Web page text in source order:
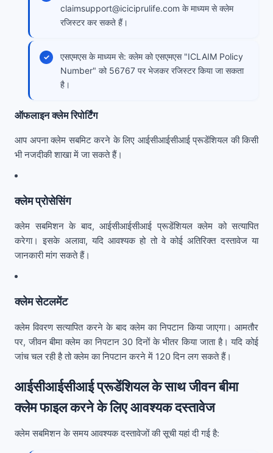
claimsupport@iciciprulife.com के माध्यम से क्लेम
रजिस्टर कर सकते हैं।
एसएमएस के माध्यम से: क्लेम को एसएमएस "ICLAIM Policy
Number" को 56767 पर भेजकर रजिस्टर किया जा सकता
है।
ऑफलाइन क्लेम रिपोर्टिंग
आप अपना क्लेम सबमिट करने के लिए आईसीआईसीआई प्रूडेंशियल की किसी
भी नजदीकी शाखा में जा सकते हैं।
क्लेम प्रोसेसिंग
क्लेम सबमिशन के बाद, आईसीआईसीआई प्रूडेंशियल क्लेम को सत्यापित
करेगा। इसके अलावा, यदि आवश्यक हो तो वे कोई अतिरिक्त दस्तावेज या
जानकारी मांग सकते हैं।
क्लेम सेटलमेंट
क्लेम विवरण सत्यापित करने के बाद क्लेम का निपटान किया जाएगा। आमतौर
पर, जीवन बीमा क्लेम का निपटान 30 दिनों के भीतर किया जाता है। यदि कोई
जांच चल रही है तो क्लेम का निपटान करने में 120 दिन लग सकते हैं।
आईसीआईसीआई प्रूडेंशियल के साथ जीवन बीमा
क्लेम फाइल करने के लिए आवश्यक दस्तावेज
क्लेम सबमिशन के समय आवश्यक दस्तावेजों की सूची यहां दी गई है: